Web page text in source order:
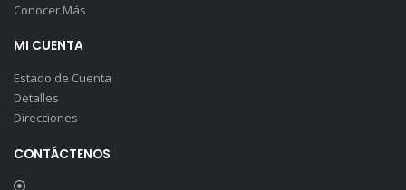
Conocer Más
MI CUENTA
Estado de Cuenta
Detalles
Direcciones
CONTÁCTENOS